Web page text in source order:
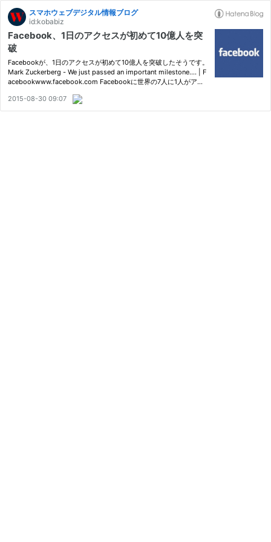
スマホウェブデジタル情報ブログ
id:kobabiz
Facebook、1日のアクセスが初めて10億人を突
破
Facebookが、1日のアクセスが初めて10億人を突破したそうです。
Mark Zuckerberg - We just passed an important milestone.... | F
acebookwww.facebook.com Facebookに世界の7人に1人がアク
ね。 すごいです。 今後さらに増えていくということになると、さ
ら…
2015-08-30 09:07